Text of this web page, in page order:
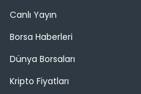
Canlı Yayın
Borsa Haberleri
Dünya Borsaları
Kripto Fiyatları